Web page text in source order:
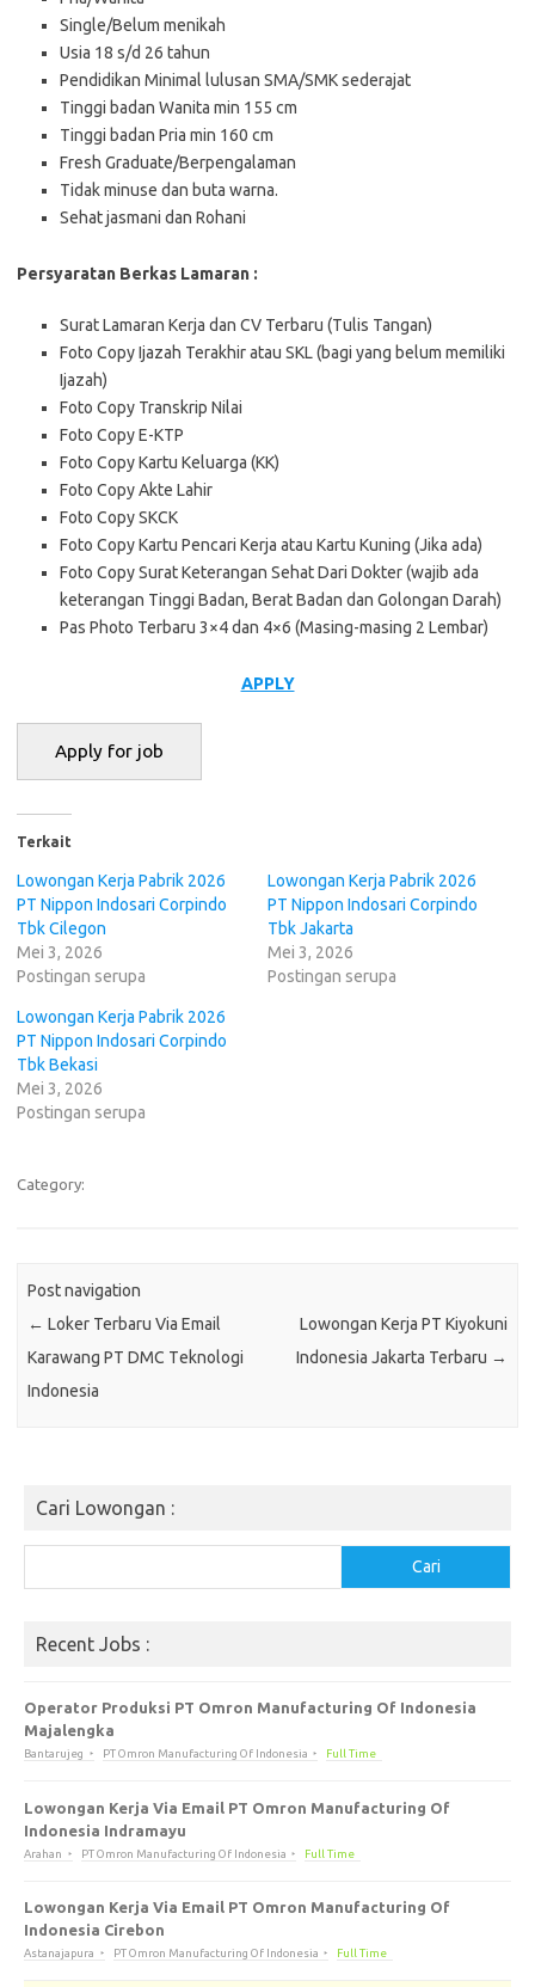
Single/Belum menikah
Usia 18 s/d 26 tahun
Pendidikan Minimal lulusan SMA/SMK sederajat
Tinggi badan Wanita min 155 cm
Tinggi badan Pria min 160 cm
Fresh Graduate/Berpengalaman
Tidak minuse dan buta warna.
Sehat jasmani dan Rohani
Persyaratan Berkas Lamaran :
Surat Lamaran Kerja dan CV Terbaru (Tulis Tangan)
Foto Copy Ijazah Terakhir atau SKL (bagi yang belum memiliki
Ijazah)
Foto Copy Transkrip Nilai
Foto Copy E-KTP
Foto Copy Kartu Keluarga (KK)
Foto Copy Akte Lahir
Foto Copy SKCK
Foto Copy Kartu Pencari Kerja atau Kartu Kuning (Jika ada)
Foto Copy Surat Keterangan Sehat Dari Dokter (wajib ada
keterangan Tinggi Badan, Berat Badan dan Golongan Darah)
Pas Photo Terbaru 3×4 dan 4×6 (Masing-masing 2 Lembar)
APPLY
Terkait
Lowongan Kerja Pabrik 2026
PT Nippon Indosari Corpindo
Tbk Cilegon
Mei 3, 2026
Postingan serupa
Lowongan Kerja Pabrik 2026
PT Nippon Indosari Corpindo
Tbk Jakarta
Mei 3, 2026
Postingan serupa
Lowongan Kerja Pabrik 2026
PT Nippon Indosari Corpindo
Tbk Bekasi
Mei 3, 2026
Postingan serupa
Category:
Post navigation
← Loker Terbaru Via Email
Karawang PT DMC Tеknоlоgі
Indоnеѕіа
Lowongan Kerja PT Kiyokuni
Indonesia Jakarta Terbaru →
Cari Lowongan :
Cari
Recent Jobs :
Operator Produksi PT Omron Manufacturing Of Indonesia
Majalengka
Bantarujeg PT Omron Manufacturing Of Indonesia Full Time
Lowongan Kerja Via Email PT Omron Manufacturing Of
Indonesia Indramayu
Arahan PT Omron Manufacturing Of Indonesia Full Time
Lowongan Kerja Via Email PT Omron Manufacturing Of
Indonesia Cirebon
Astanajapura PT Omron Manufacturing Of Indonesia Full Time